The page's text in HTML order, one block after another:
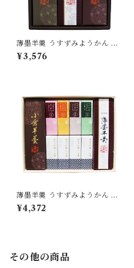
薄墨羊羹 うすずみようかん 小
棹 3本入り 詰合せ セット 【送
料無料】 yokan-ko-set03
¥3,576
薄墨羊羹 うすずみようかん 小
棹 小倉羊羹 一口ようかん 純米
大吟醸 こざくら 詰合せ セット
¥4,372
その他の商品